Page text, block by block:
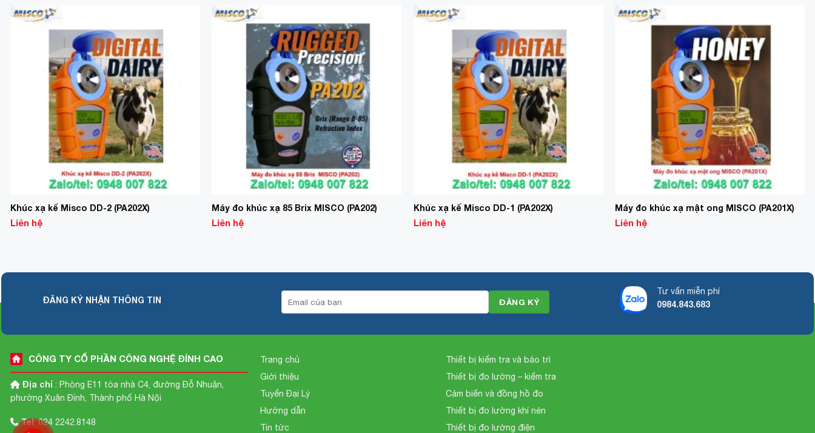
Khúc xạ kế Misco DD-2 (PA202X)
Liên hệ
Máy đo khúc xạ 85 Brix MISCO (PA202)
Liên hệ
Khúc xạ kế Misco DD-1 (PA202X)
Liên hệ
Máy đo khúc xạ mật ong MISCO (PA201X)
Liên hệ
ĐĂNG KÝ NHẬN THÔNG TIN
Tư vấn miễn phí
0984.843.683
CÔNG TY CỔ PHẦN CÔNG NGHỆ ĐỈNH CAO
Địa chỉ : Phòng E11 tòa nhà C4, đường Đỗ Nhuận,
phường Xuân Đỉnh, Thành phố Hà Nội
Tel: 024 2242.8148
Trang chủ
Giới thiệu
Tuyển Đại Lý
Hướng dẫn
Tin tức
Thiết bị kiểm tra và bảo trì
Thiết bị đo lường – kiểm tra
Cảm biến và đồng hồ đo
Thiết bị đo lường khí nén
Thiết bị đo lường điện